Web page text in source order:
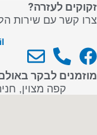
זקוקים לעזרה?
צרו קשר עם שירות
F
a
P
h
o
E
n
v
מוזמנים לבקר
קפה מצוין,